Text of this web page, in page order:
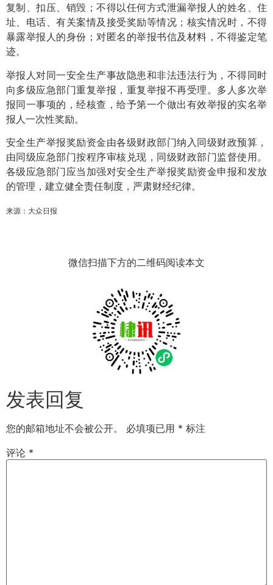
复制、扣压、销毁；不得以任何方式泄漏举报人的姓名、住
址、电话、有关案情及接受奖励等情况；核实情况时，不得
暴露举报人的身份；对匿名的举报书信及材料，不得鉴定笔
迹。
举报人对同一安全生产事故隐患和非法违法行为，不得同时
向多级应急部门重复举报，重复举报不再受理。多人多次举
报同一事项的，经核查，给予第一个做出有效举报的实名举
报人一次性奖励。
安全生产举报奖励资金由各级财政部门纳入同级财政预算，
由同级应急部门按程序审核兑现，同级财政部门监督使用。
各级应急部门应当加强对安全生产举报奖励资金申报和发放
的管理，建立健全责任制度，严肃财经纪律。
来源：大众日报
微信扫描下方的二维码阅读本文
发表回复
您的邮箱地址不会被公开。 必填项已用 * 标注
评论 *